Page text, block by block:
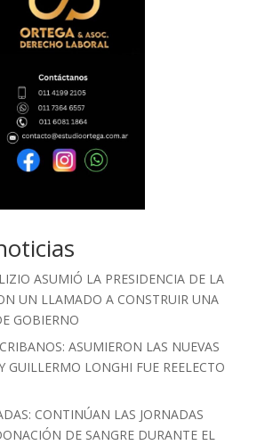
ASUMIÓ LA PRESIDENCIA DE LA
UN LLAMADO A CONSTRUIR UNA
GOBIERNO
ASUMIERON LAS NUEVAS
GUILLERMO LONGHI FUE REELECTO
CONTINÚAN LAS JORNADAS
DE SANGRE DURANTE EL